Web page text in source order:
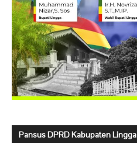
Pansus DPRD Kabupaten Lingga